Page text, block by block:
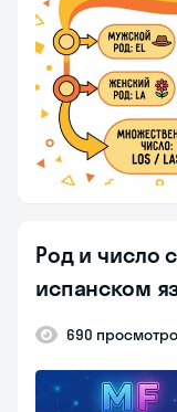
Род и число
испанском
690